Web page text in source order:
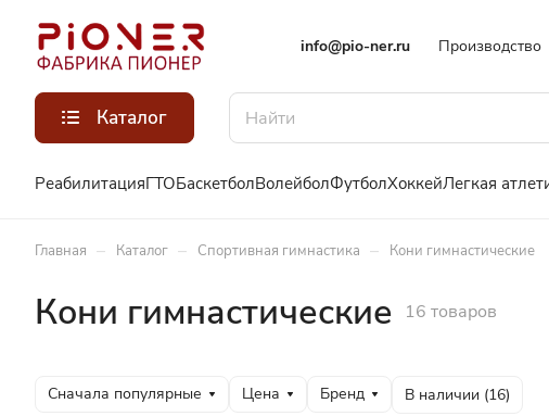
info@pio-ner.ru Производство
Каталог
РеабилитацияГТОБаскетболВолейболФутболХоккейЛегкая
Главная – Каталог – Спортивная гимнастика – Кони гимнастические
Кони гимнастические 16 товаров
Сначала популярные Цена Бренд В наличии (16)